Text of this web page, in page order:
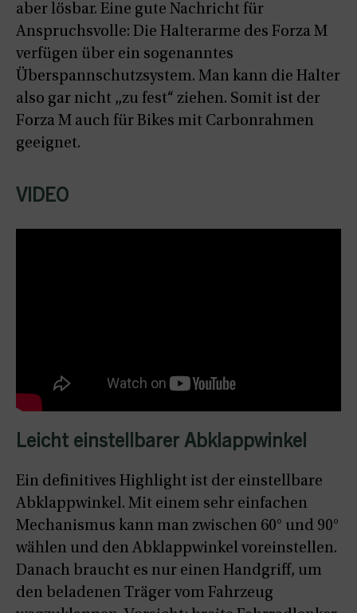
aber lösbar. Eine gute Nachricht für
Anspruchsvolle: Die Halterarme des Forza M
verfügen über ein sogenanntes
Überspannschutzsystem. Man kann die Halter
also gar nicht „zu fest“ ziehen. Somit ist der
Forza M auch für Bikes mit Carbonrahmen
geeignet.
VIDEO
Leicht einstellbarer Abklappwinkel
Ein definitives Highlight ist der einstellbare
Abklappwinkel. Mit einem sehr einfachen
Mechanismus kann man zwischen 60° und 90°
wählen und den Abklappwinkel voreinstellen.
Danach braucht es nur einen Handgriff, um
den beladenen Träger vom Fahrzeug